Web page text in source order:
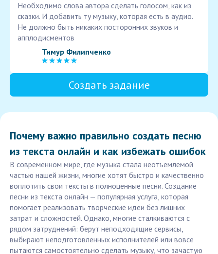
Необходимо слова автора сделать голосом, как из
сказки. И добавить ту музыку, которая есть в аудио.
Не должно быть никаких посторонних звуков и
апплодисментов
Тимур Филипченко
Создать задание
Почему важно правильно создать песню
из текста онлайн и как избежать ошибок
В современном мире, где музыка стала неотъемлемой
частью нашей жизни, многие хотят быстро и качественно
воплотить свои тексты в полноценные песни. Создание
песни из текста онлайн — популярная услуга, которая
помогает реализовать творческие идеи без лишних
затрат и сложностей. Однако, многие сталкиваются с
рядом затруднений: берут неподходящие сервисы,
выбирают неподготовленных исполнителей или вовсе
пытаются самостоятельно сделать музыку, что зачастую